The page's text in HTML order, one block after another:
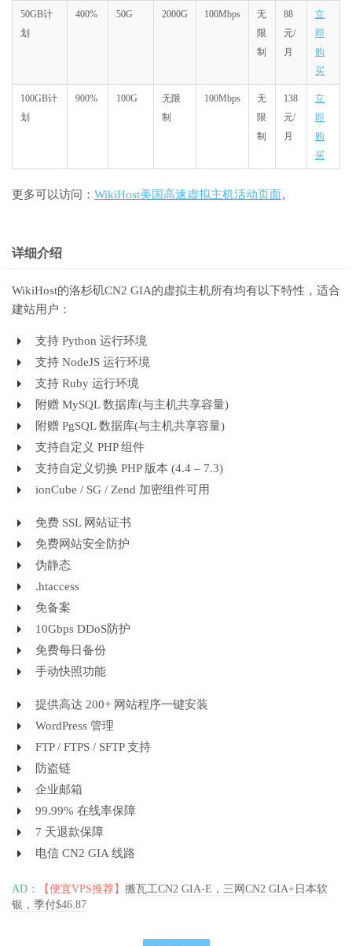
50GB计
划
400% 50G 2000G 100Mbps
无
限
制
88
元/
月
立
即
购
买
100GB计
划
900% 100G
无限
制
100Mbps
无
限
制
138
元/
月
立
即
购
买
更多可以访问： WikiHost美国高速虚拟主机活动页面。
详细介绍
WikiHost的洛杉矶CN2 GIA的虚拟主机所有均有以下特性，适合
建站用户：
支持 Python 运行环境
支持 NodeJS 运行环境
支持 Ruby 运行环境
附赠 MySQL 数据库(与主机共享容量)
附赠 PgSQL 数据库(与主机共享容量)
支持自定义 PHP 组件
支持自定义切换 PHP 版本 (4.4 – 7.3)
ionCube / SG / Zend 加密组件可用
免费 SSL 网站证书
免费网站安全防护
伪静态
.htaccess
免备案
10Gbps DDoS防护
免费每日备份
手动快照功能
提供高达 200+ 网站程序一键安装
WordPress 管理
FTP / FTPS / SFTP 支持
防盗链
企业邮箱
99.99% 在线率保障
7 天退款保障
电信 CN2 GIA 线路
AD： 【便宜VPS推荐】 搬瓦工CN2 GIA-E，三网CN2 GIA+日本软
银，季付$46.87